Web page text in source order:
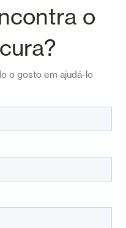
o
o gosto em ajudá-lo